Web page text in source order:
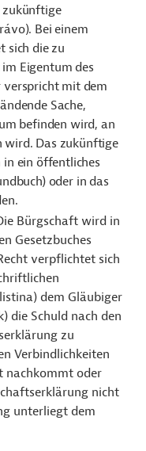
zukünftige
). Bei einem
sich die zu
Eigentum des
verspricht mit dem
Sache,
befinden wird, an
wird. Das zukünftige
in ein öffentliches
oder in das
Bürgschaft wird in
Gesetzbuches
verpflichtet sich
dem Gläubiger
die Schuld nach den
zu
Verbindlichkeiten
nachkommt oder
nicht
unterliegt dem